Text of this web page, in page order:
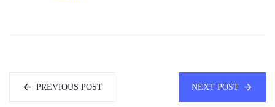
PREVIOUS POST NEXT POST